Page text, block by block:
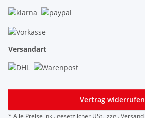
Versandart
Vertrag widerrufen
* Alle Preise inkl. gesetzlicher USt., zzgl. Versand